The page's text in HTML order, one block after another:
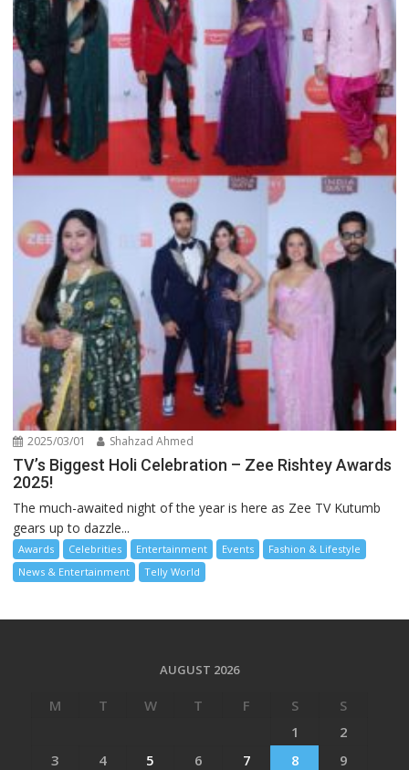
2025/03/01 Shahzad Ahmed
TV’s Biggest Holi Celebration – Zee Rishtey Awards
2025!
The much-awaited night of the year is here as Zee TV Kutumb
gears up to dazzle...
Awards Celebrities Entertainment Events
Fashion & Lifestyle
News & Entertainment
Telly World
AUGUST 2026
M T W T F S
S
1
2
3
4 5 6 7 8
9